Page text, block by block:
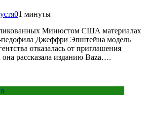
01 минуты
Минюстом США материалах
педофила Джеффри Эпштейна модель
отказалась от приглашения
рассказала изданию Baza….